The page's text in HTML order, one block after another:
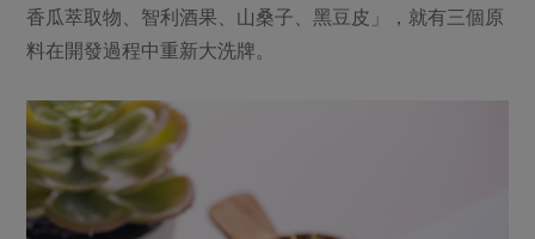
香瓜萃取物、智利酒果、山桑子、黑豆皮」，就有三個原
料在開發過程中重新大洗牌。